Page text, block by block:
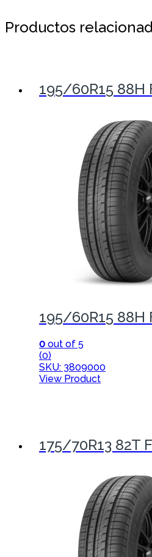
Productos
195/60R15 88H
195/60R15 88H
0 out of 5
(0)
SKU: 3809000
View Product
175/70R13 82T